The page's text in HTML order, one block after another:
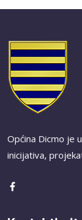
Općina Dicmo je
inicijativa,